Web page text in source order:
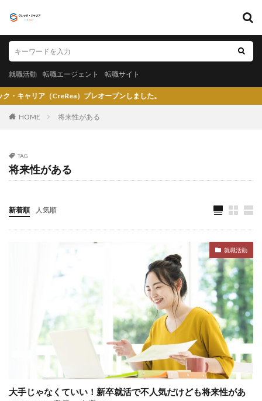
就職活動 転職エージェント 転職サイト
）プレオープンしました。
HOME 将来性がある
TAG
将来性がある
新着順 人気順
就職活動
大手じゃなくていい！新卒就活で不人気だけども将来性があ
就職活動 転職エージェント 転職サイト
カテゴリー
〇〇力
就活サイト
就活塾
大卒新卒
性格一覧
志望動機
後悔 強みが見つからない
強み
平均 就職浪人
就職
就職支援先
就職情報サイト
就職出来る
就職先
就職偏差値 就職できない
就職サイト
就職カレッジ
就職shop 大学院
大企業
怪しい
優良企業 内定の割合
内定が欲しい
内定がもらえない
内定がない
内定がすぐ出る企業